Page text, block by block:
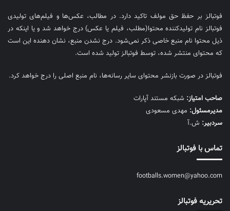
فوتبالز بر حفظ حق مولف تاکید دارد. در مطالب، عکس‌ها و فیلم‌های تولیدی
فوتبالز نام تولیدکننده محتوا(مطلب، فیلم یا عکس) درج خواهد شد و یا اینکه در
ذیل محتوا نام منبع خاصی ذکر نمی‌‎شود. درج نشدن منبع، نشان دهنده این است
که محتوای منتشر شده، توسط فوتبالز تولید شده است.
فوتبالز در صورت بازنشر محتوای سایر رسانه‌ها، نام منبع اصلی را درج خواهد کرد.
صاحب امتیاز: شبکه مستند آپارات
مديرمسئول: مهدی مسعودی
سردبیر: ش.آ
تماس با فوتبالز
footballs.women@yahoo.com
تحریریه فوتبالز